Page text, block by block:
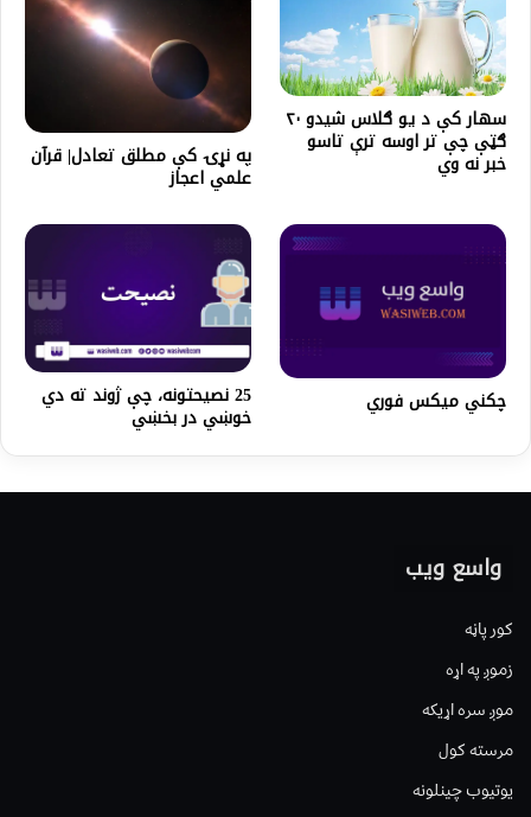
سهار کې د یو ګلاس شیدو ۲۰
ګټې چې تر اوسه ترې تاسو
خبر نه وي په نړۍ کې مطلق تعادل| قرآن
علمي اعجاز
چکني میکس فوري 25 نصیحتونه، چې ژوند ته دي
خوښي در بخښي
واسع ویب
کور پاڼه
زموږ په اړه
موږ سره اړیکه
مرسته کول
یوتیوب چینلونه